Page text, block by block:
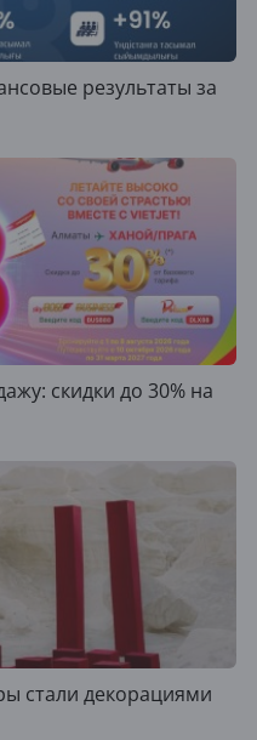
результаты за
скидки до 30% на
стали декорациями